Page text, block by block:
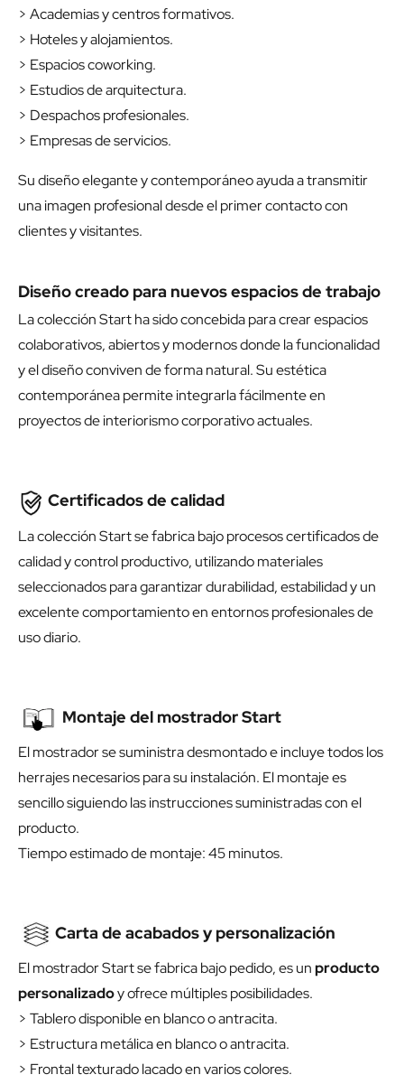
> Academias y centros formativos.
> Hoteles y alojamientos.
> Espacios coworking.
> Estudios de arquitectura.
> Despachos profesionales.
> Empresas de servicios.
Su diseño elegante y contemporáneo ayuda a transmitir
una imagen profesional desde el primer contacto con
clientes y visitantes.
Diseño creado para nuevos espacios de trabajo
La colección Start ha sido concebida para crear espacios
colaborativos, abiertos y modernos donde la funcionalidad
y el diseño conviven de forma natural. Su estética
contemporánea permite integrarla fácilmente en
proyectos de interiorismo corporativo actuales.
Certificados de calidad
La colección Start se fabrica bajo procesos certificados de
calidad y control productivo, utilizando materiales
seleccionados para garantizar durabilidad, estabilidad y un
excelente comportamiento en entornos profesionales de
uso diario.
Montaje del mostrador Start
El mostrador se suministra desmontado e incluye todos los
herrajes necesarios para su instalación. El montaje es
sencillo siguiendo las instrucciones suministradas con el
producto.
Tiempo estimado de montaje: 45 minutos.
Carta de acabados y personalización
El mostrador Start se fabrica bajo pedido, es unproducto
personalizadoy ofrece múltiples posibilidades.
> Tablero disponible en blanco o antracita.
> Estructura metálica en blanco o antracita.
> Frontal texturado lacado en varios colores.